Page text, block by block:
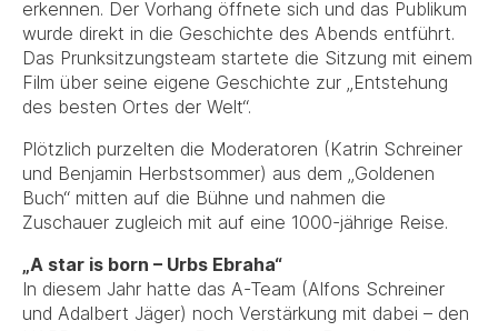
erkennen. Der Vorhang öffnete sich und das Publikum
wurde direkt in die Geschichte des Abends entführt.
Das Prunksitzungsteam startete die Sitzung mit einem
Film über seine eigene Geschichte zur „Entstehung
des besten Ortes der Welt“.
Plötzlich purzelten die Moderatoren (Katrin Schreiner
und Benjamin Herbstsommer) aus dem „Goldenen
Buch“ mitten auf die Bühne und nahmen die
Zuschauer zugleich mit auf eine 1000-jährige Reise.
„A star is born – Urbs Ebraha“
In diesem Jahr hatte das A-Team (Alfons Schreiner
und Adalbert Jäger) noch Verstärkung mit dabei – den